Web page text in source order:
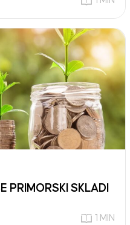
PRIMORSKI SKLADI
1 MIN